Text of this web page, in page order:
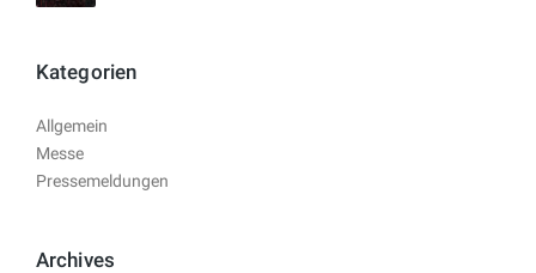
Kategorien
Allgemein
Messe
Pressemeldungen
Archives